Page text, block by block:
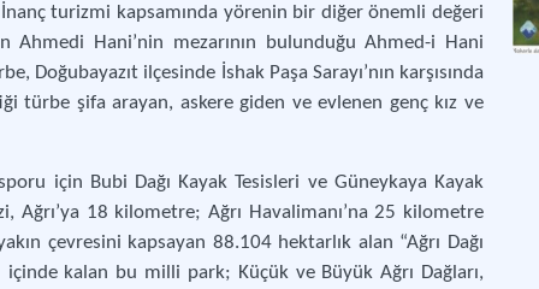
turizmi kapsamında yörenin bir diğer önemli değeri
Hani’nin mezarının bulunduğu Ahmed-i Hani
Doğubayazıt ilçesinde İshak Paşa Sarayı’nın karşısında
türbe şifa arayan, askere giden ve evlenen genç kız ve
için Bubi Dağı Kayak Tesisleri ve Güneykaya Kayak
Ağrı’ya 18 kilometre; Ağrı Havalimanı’na 25 kilometre
çevresini kapsayan 88.104 hektarlık alan “Ağrı Dağı
kalan bu milli park; Küçük ve Büyük Ağrı Dağları,